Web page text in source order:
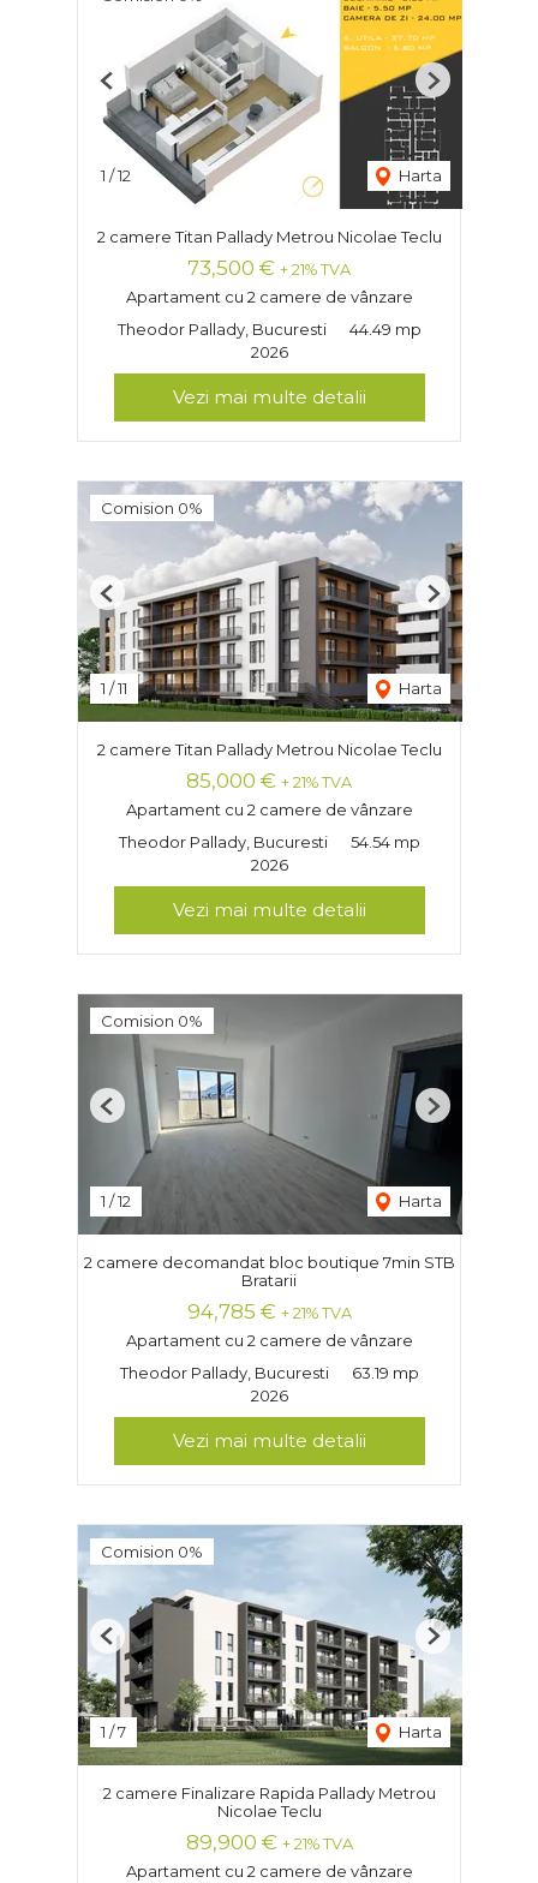
1 /12 Harta
Previous Next
2 camere Titan Pallady Metrou Nicolae Teclu
73,500 € + 21% TVA
Apartament cu 2 camere de vânzare
Theodor Pallady, Bucuresti
44.49 mp
2026
Vezi mai multe detalii
Comision 0%
1 /11 Harta
Previous Next
2 camere Titan Pallady Metrou Nicolae Teclu
85,000 € + 21% TVA
Apartament cu 2 camere de vânzare
Theodor Pallady, Bucuresti
54.54 mp
2026
Vezi mai multe detalii
Comision 0%
1 /12 Harta
Previous Next
2 camere decomandat bloc boutique 7min STB
Bratarii
94,785 € + 21% TVA
Apartament cu 2 camere de vânzare
Theodor Pallady, Bucuresti
63.19 mp
2026
Vezi mai multe detalii
Comision 0%
1 /7 Harta
Previous Next
2 camere Finalizare Rapida Pallady Metrou
Nicolae Teclu
89,900 € + 21% TVA
Apartament cu 2 camere de vânzare